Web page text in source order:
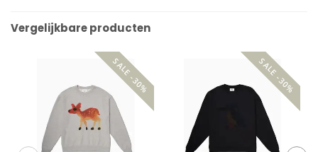
Vergelijkbare producten
SALE -30% SALE -30%